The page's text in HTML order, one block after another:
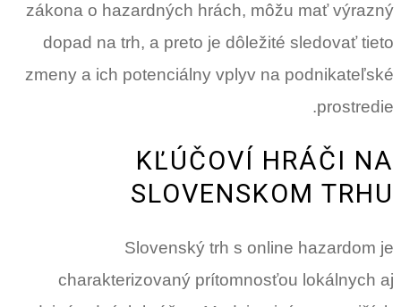
zákona o hazardných hrách, môžu mať výrazný
dopad na trh, a preto je dôležité sledovať tieto
zmeny a ich potenciálny vplyv na podnikateľské
prostredie.
KĽÚČOVÍ HRÁČI NA
SLOVENSKOM TRHU
Slovenský trh s online hazardom je
charakterizovaný prítomnosťou lokálnych aj